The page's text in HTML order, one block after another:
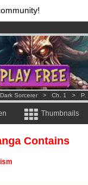
month !Get membership
& mangas!.
Dark Sorcerer > Ch. 1 > P.
Thumbnails
Contains